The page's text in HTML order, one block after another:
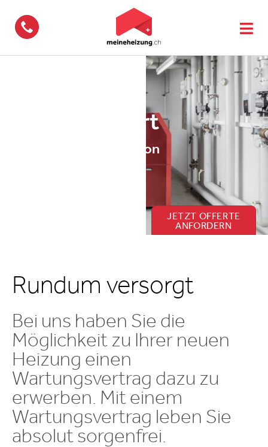
Mehr Komfort
Wartungs­angebote von
JETZT OFFERTE
ANFORDERN
Rundum versorgt
Bei uns haben Sie die
Möglichkeit zu Ihrer neuen
Heizung einen
Wartungsvertrag dazu zu
erwerben. Mit einem
Wartungsvertrag leben Sie
absolut sorgenfrei.